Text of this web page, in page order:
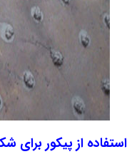
استفاده از پیکور